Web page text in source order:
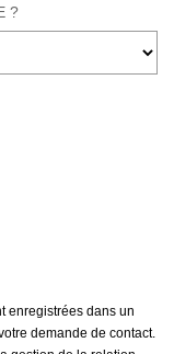
?
enregistrées dans un
demande de contact.